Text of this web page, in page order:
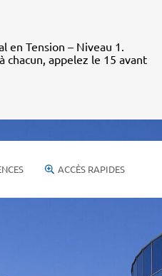
en Tension – Niveau 1.
chacun, appelez le 15 avant
ACCÈS RAPIDES